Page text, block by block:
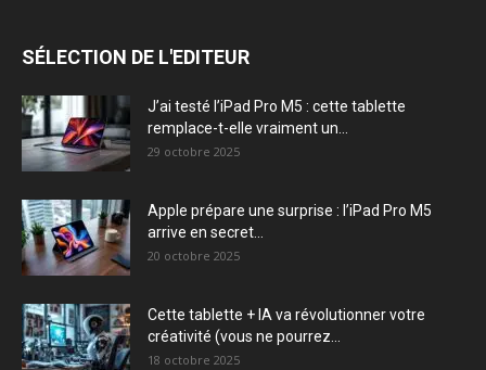
SÉLECTION DE L'EDITEUR
J’ai testé l’iPad Pro M5 : cette tablette
remplace-t-elle vraiment un...
29 octobre 2025
Apple prépare une surprise : l’iPad Pro M5
arrive en secret...
20 octobre 2025
Cette tablette + IA va révolutionner votre
créativité (vous ne pourrez...
18 octobre 2025